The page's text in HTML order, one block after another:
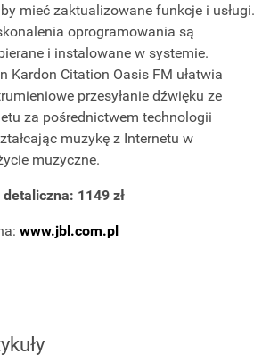
mieć zaktualizowane funkcje i usługi.
oprogramowania są
i instalowane w systemie.
Kardon Citation Oasis FM ułatwia
przesyłanie dźwięku ze
za pośrednictwem technologii
muzykę z Internetu w
muzyczne.
1149 zł
www.jbl.com.pl